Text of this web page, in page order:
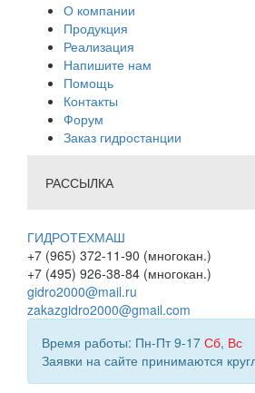
О компании
Продукция
Реализация
Напишите нам
Помощь
Контакты
Форум
Заказ гидростанции
РАССЫЛКА
ГИДРОТЕХМАШ
+7 (965) 372-11-90 (многокан.)
+7 (495) 926-38-84 (многокан.)
gidro2000@mail.ru
zakazgidro2000@gmail.com
Время работы: Пн-Пт 9-17 Сб, Вс
Заявки на сайте принимаются